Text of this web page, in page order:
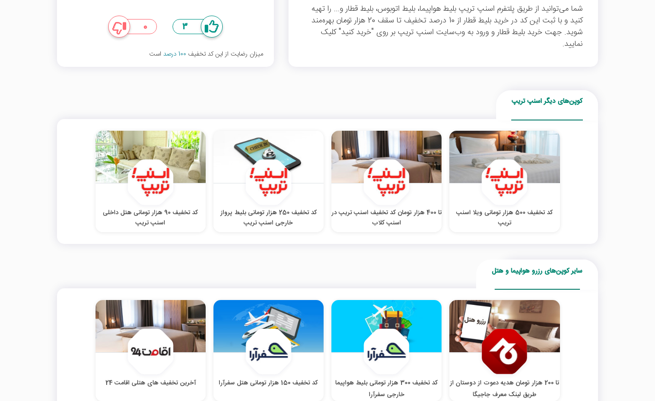
شما می‌توانید از طریق پلتفرم اسنپ تریپ بلیط هواپیما، بلیط اتوبوس، بلیط قطار و... را تهیه
کنید و با ثبت این کد در خرید بلیط قطار از 10 درصد تخفیف تا سقف 20 هزار تومان بهره‌مند
شوید. جهت خرید بلیط قطار و ورود به وب‌سایت اسنپ تریپ بر روی "خرید کنید" کلیک
نمایید.
3
0
میزان رضایت از این کد تخفیف 100 درصد است
کوپن‌های دیگر اسنپ تریپ
کد تخفیف 500 هزار تومانی ویلا اسنپ
تریپ
تا 400 هزار تومان کد تخفیف اسنپ تریپ در
اسنپ کلاب
کد تخفیف 250 هزار تومانی بلیط پرواز
خارجی اسنپ تریپ
کد تخفیف 90 هزار تومانی هتل داخلی
اسنپ تریپ
سایر کوپن‌های رزرو هواپیما و هتل
تا 200 هزار تومان هدیه دعوت از دوستان از
طریق لینک معرف جاجیگا
کد تخفیف 300 هزار تومانی بلیط هواپیما
خارجی سفرآرا
کد تخفیف 150 هزار تومانی هتل سفرآرا آخرین تخفیف های هتلی اقامت 24